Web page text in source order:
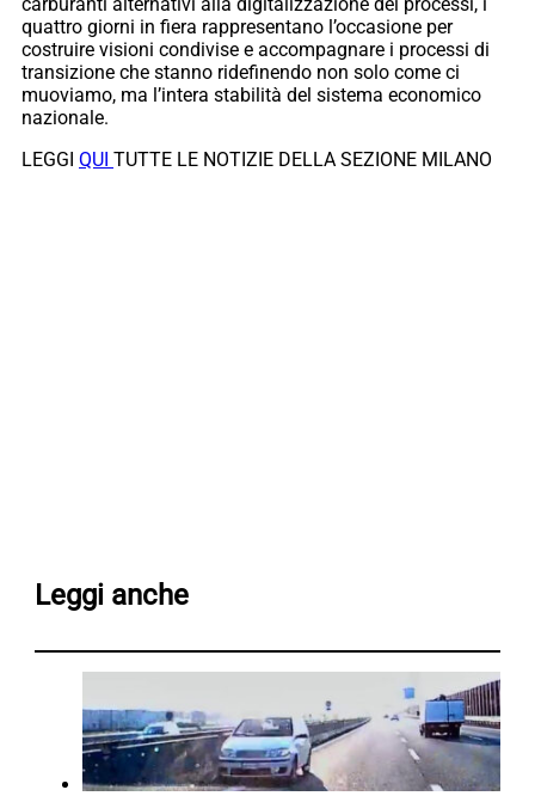
carburanti alternativi alla digitalizzazione dei processi, i
quattro giorni in fiera rappresentano l’occasione per
costruire visioni condivise e accompagnare i processi di
transizione che stanno ridefinendo non solo come ci
muoviamo, ma l’intera stabilità del sistema economico
nazionale.
LEGGI QUI TUTTE LE NOTIZIE DELLA SEZIONE MILANO
Leggi anche